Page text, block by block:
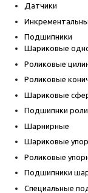
Датчики
Подшипники
Шариковые
Роликовые
Роликовые
Шариковые
Подшипнки
Шарнирные
Шариковые
Роликовые
Подшипники
Специальные